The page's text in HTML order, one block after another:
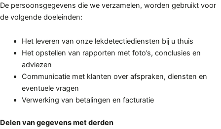
De persoonsgegevens die we verzamelen, worden gebruikt voor
de volgende doeleinden:
Het leveren van onze lekdetectiediensten bij u thuis
Het opstellen van rapporten met foto’s, conclusies en
adviezen
Communicatie met klanten over afspraken, diensten en
eventuele vragen
Verwerking van betalingen en facturatie
Delen van gegevens met derden